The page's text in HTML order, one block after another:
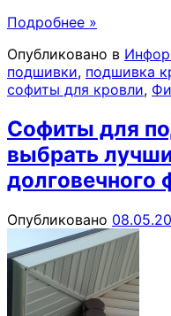
Подробнее »
Опубликовано в
подшивки, подшивка
софиты для кровли,
Софиты для
выбрать
долговечного
Опубликовано